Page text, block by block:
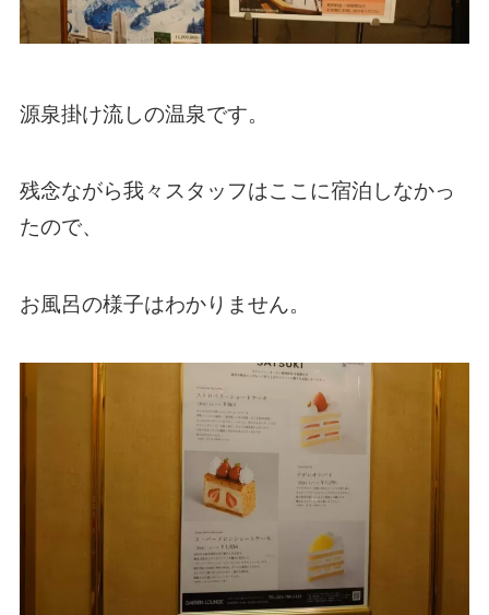
源泉掛け流しの温泉です。
残念ながら我々スタッフはここに宿泊しなかっ
たので、
お風呂の様子はわかりません。